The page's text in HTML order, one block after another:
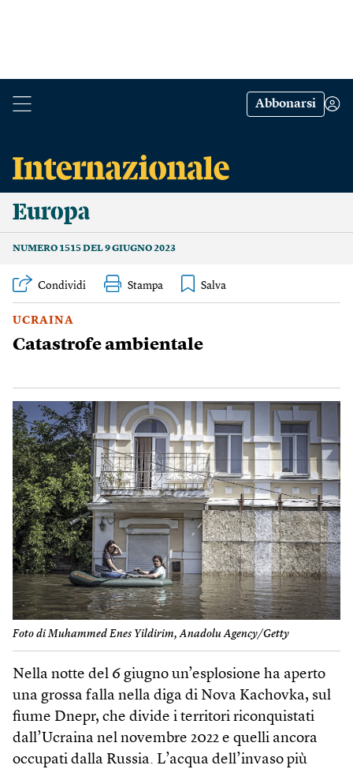
Abbonarsi
Europa
NUMERO 1515 DEL 9 GIUGNO 2023
Condividi Stampa
UCRAINA
Catastrofe ambientale
Foto di Muhammed Enes Yildirim, Anadolu Agency/Getty
Nella notte del 6 giugno un’esplosione ha aperto
una grossa falla nella diga di Nova Kachovka, sul
fiume Dnepr, che divide i territori riconquistati
dall’Ucraina nel novembre 2022 e quelli ancora
occupati dalla Russia. L’acqua dell’invaso più